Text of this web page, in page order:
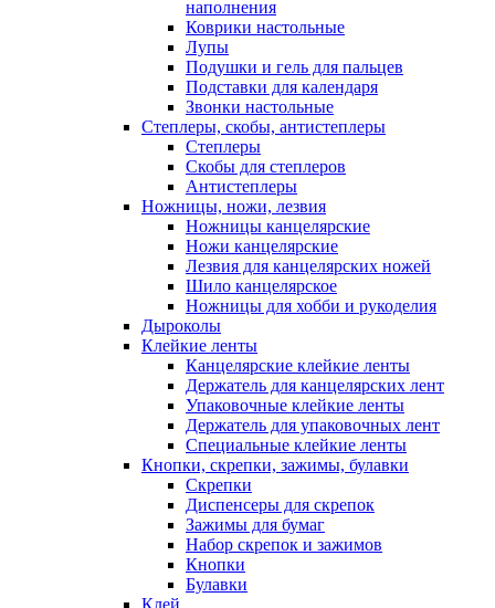
наполнения
Коврики настольные
Лупы
Подушки и гель для пальцев
Подставки для календаря
Звонки настольные
Степлеры, скобы, антистеплеры
Степлеры
Скобы для степлеров
Антистеплеры
Ножницы, ножи, лезвия
Ножницы канцелярские
Ножи канцелярские
Лезвия для канцелярских ножей
Шило канцелярское
Ножницы для хобби и рукоделия
Дыроколы
Клейкие ленты
Канцелярские клейкие ленты
Держатель для канцелярских лент
Упаковочные клейкие ленты
Держатель для упаковочных лент
Специальные клейкие ленты
Кнопки, скрепки, зажимы, булавки
Скрепки
Диспенсеры для скрепок
Зажимы для бумаг
Набор скрепок и зажимов
Кнопки
Булавки